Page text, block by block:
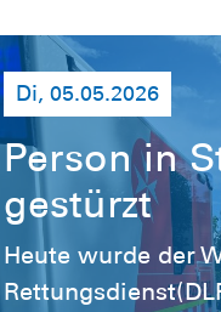
sind
nicht
stellen
Lebens-
warnt vor
Diese
Di, 05.05.2026
Person in
gestürzt
Heute wurde der